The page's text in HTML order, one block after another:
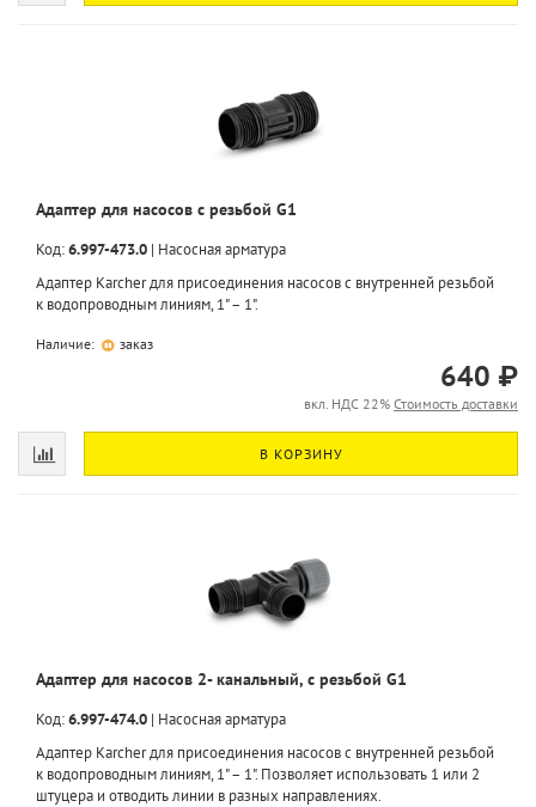
Адаптер для насосов с резьбой G1
Код:6.997-473.0 | Насосная арматура
Адаптер Karcher для присоединения насосов с внутренней резьбой
к водопроводным линиям, 1" – 1".
Наличие: заказ
640 ₽
вкл. НДС 22% Стоимость доставки
В КОРЗИНУ
Адаптер для насосов 2- канальный, с резьбой G1
Код:6.997-474.0 | Насосная арматура
Адаптер Karcher для присоединения насосов с внутренней резьбой
к водопроводным линиям, 1" – 1". Позволяет использовать 1 или 2
штуцера и отводить линии в разных направлениях.